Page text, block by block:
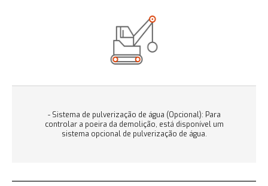
- Sistema de pulverização de água (Opcional): Para
controlar a poeira da demolição, está disponível um
sistema opcional de pulverização de água.